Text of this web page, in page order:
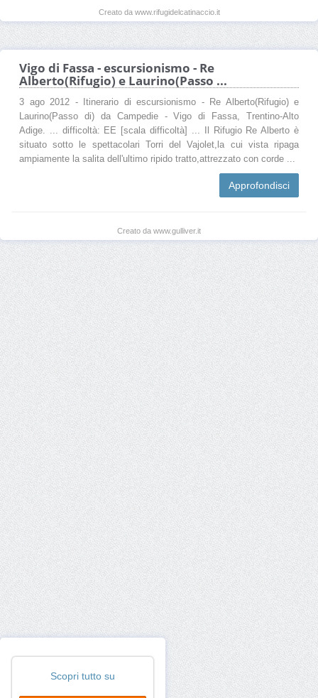
Creato da www.rifugidelcatinaccio.it
Vigo di Fassa - escursionismo - Re
Alberto(Rifugio) e Laurino(Passo ...
3 ago 2012 - Itinerario di escursionismo - Re Alberto(Rifugio) e
Laurino(Passo di) da Campedie - Vigo di Fassa, Trentino-Alto
Adige. ... difficoltà: EE [scala difficoltà] ... Il Rifugio Re Alberto è
situato sotto le spettacolari Torri del Vajolet,la cui vista ripaga
ampiamente la salita dell'ultimo ripido tratto,attrezzato con corde ...
Approfondisci
Creato da www.gulliver.it
Scopri tutto su